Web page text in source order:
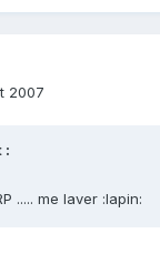
2007
:
..... me laver :lapin: